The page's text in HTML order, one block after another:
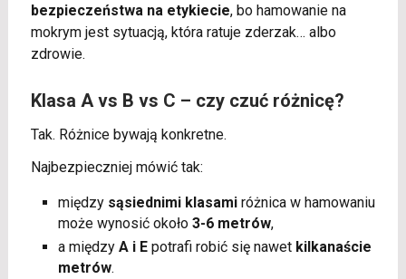
bezpieczeństwa na etykiecie, bo hamowanie na
mokrym jest sytuacją, która ratuje zderzak… albo
zdrowie.
Klasa A vs B vs C – czy czuć różnicę?
Tak. Różnice bywają konkretne.
Najbezpieczniej mówić tak:
między sąsiednimi klasamiróżnica w hamowaniu
może wynosić około 3-6 metrów,
a między A i Epotrafi robić się nawet kilkanaście
metrów.